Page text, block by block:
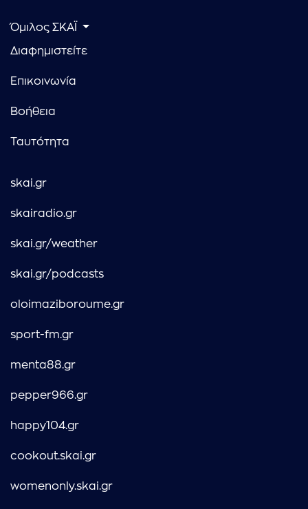
Όμιλος ΣΚΑΪ
Διαφημιστείτε
Επικοινωνία
Βοήθεια
Ταυτότητα
skai.gr
skairadio.gr
skai.gr/weather
skai.gr/podcasts
oloimaziboroume.gr
sport-fm.gr
menta88.gr
pepper966.gr
happy104.gr
cookout.skai.gr
womenonly.skai.gr